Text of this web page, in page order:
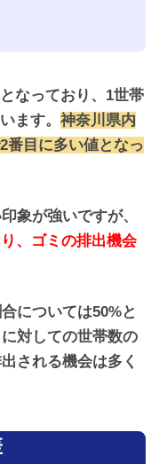
なっており、1世帯
ます。 神奈川県内
番目に多い値となっ
象が強いですが、
、ゴミの排出機会
については50%と
対しての世帯数の
される機会は多く